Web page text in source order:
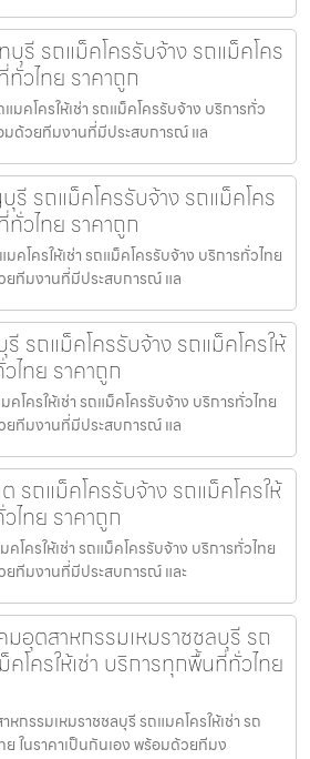
บุรี รถแม็คโครรับจ้าง รถแม็คโคร
วไทย ราคาถูก
มคโครให้เช่า รถแม็คโครรับจ้าง บริการทั่ว
มด้วยทีมงานที่มีประสบการณ์ แล
รี รถแม็คโครรับจ้าง รถแม็คโคร
วไทย ราคาถูก
คโครให้เช่า รถแม็คโครรับจ้าง บริการทั่วไทย
ยทีมงานที่มีประสบการณ์ แล
รี รถแม็คโครรับจ้าง รถแม็คโครให้
ไทย ราคาถูก
คโครให้เช่า รถแม็คโครรับจ้าง บริการทั่วไทย
ยทีมงานที่มีประสบการณ์ แล
รถแม็คโครรับจ้าง รถแม็คโครให้
ไทย ราคาถูก
โครให้เช่า รถแม็คโครรับจ้าง บริการทั่วไทย
ยทีมงานที่มีประสบการณ์ และ
อุตสาหกรรมเหมราชชลบุรี รถ
คโครให้เช่า บริการทุกพื้นที่ทั่วไทย
กรรมเหมราชชลบุรี รถแมคโครให้เช่า รถ
ย ในราคาเป็นกันเอง พร้อมด้วยทีมง